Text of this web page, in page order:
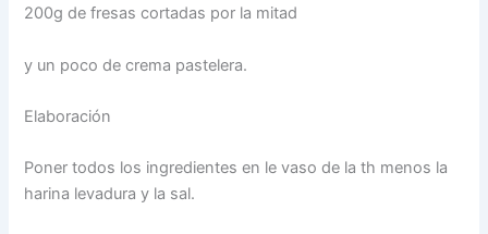
200g de fresas cortadas por la mitad
y un poco de crema pastelera.
Elaboración
Poner todos los ingredientes en le vaso de la th menos la
harina levadura y la sal.